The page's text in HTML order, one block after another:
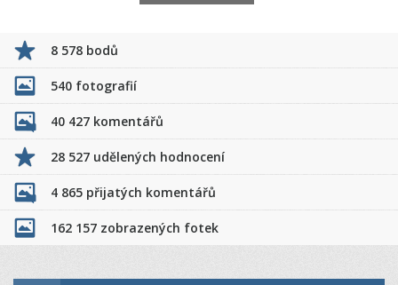
8 578 bodů
540 fotografií
40 427 komentářů
28 527 udělených hodnocení
4 865 přijatých komentářů
162 157 zobrazených fotek